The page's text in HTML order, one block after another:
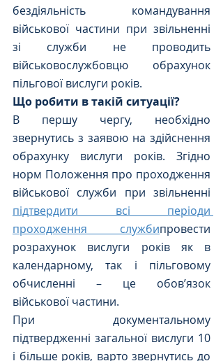
бездіяльність командування
військової частини при звільненні
зі служби не проводить
військовослужбовцю обрахунок
пільгової вислуги років.
Що робити в такій ситуації?
В першу чергу, необхідно
звернутись з заявою на здійснення
обрахунку вислуги років. Згідно
норм Положення про проходження
підтвердити всі періоди
проходження службипровести
розрахунок вислуги років як в
календарному, так і пільговому
обчисленні – це обов’язок
військової частини.
При документальному
підтвердженні загальної вислуги 10
і більше років, варто звернутись до